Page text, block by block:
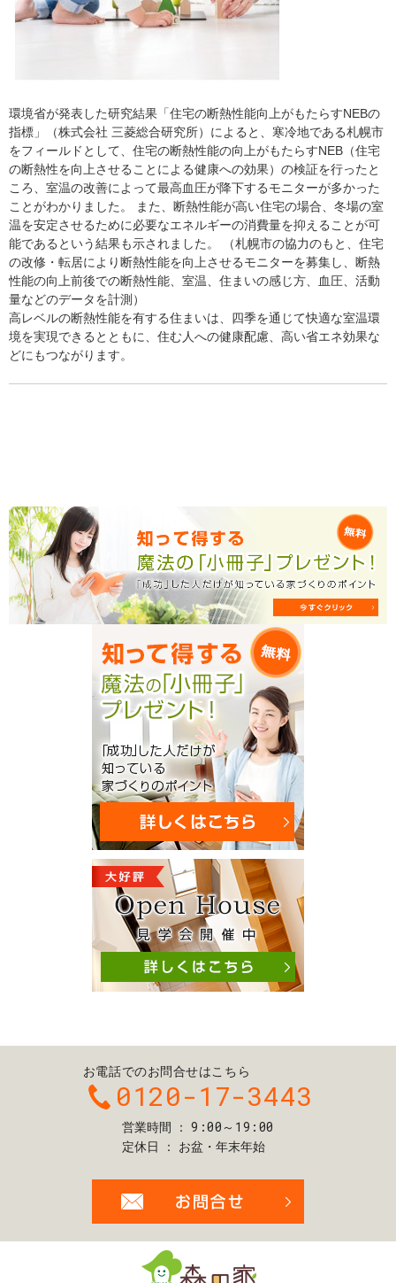
環境省が発表した研究結果「住宅の断熱性能向上がもたらすNEBの
指標」（株式会社 三菱総合研究所）によると、寒冷地である札幌市
をフィールドとして、住宅の断熱性能の向上がもたらすNEB（住宅
の断熱性を向上させることによる健康への効果）の検証を行ったと
ころ、室温の改善によって最高血圧が降下するモニターが多かった
ことがわかりました。 また、断熱性能が高い住宅の場合、冬場の室
温を安定させるために必要なエネルギーの消費量を抑えることが可
能であるという結果も示されました。 （札幌市の協力のもと、住宅
の改修・転居により断熱性能を向上させるモニターを募集し、断熱
性能の向上前後での断熱性能、室温、住まいの感じ方、血圧、活動
量などのデータを計測）
高レベルの断熱性能を有する住まいは、四季を通じて快適な室温環
境を実現できるとともに、住む人への健康配慮、高い省エネ効果な
どにもつながります。
お電話でのお問合せはこちら
0120-17-3443
営業時間 9:00～19:00
定休日 お盆・年末年始